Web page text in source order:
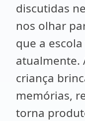
discutidas
nos olhar
que a
atualmente.
criança
memórias,
torna